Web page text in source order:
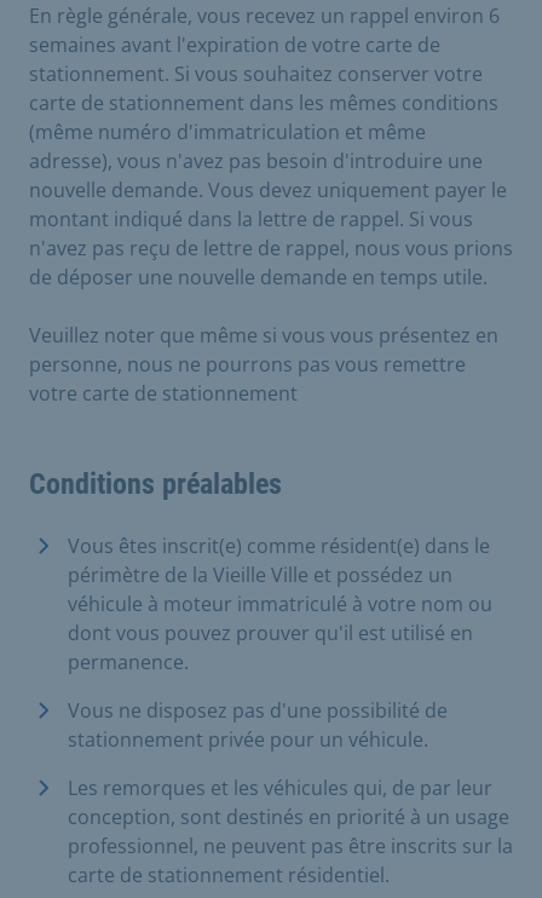
En règle générale, vous recevez un rappel environ 6
semaines avant l'expiration de votre carte de
stationnement. Si vous souhaitez conserver votre
carte de stationnement dans les mêmes conditions
(même numéro d'immatriculation et même
adresse), vous n'avez pas besoin d'introduire une
nouvelle demande. Vous devez uniquement payer le
montant indiqué dans la lettre de rappel. Si vous
n'avez pas reçu de lettre de rappel, nous vous prions
de déposer une nouvelle demande en temps utile.
Veuillez noter que même si vous vous présentez en
personne, nous ne pourrons pas vous remettre
votre carte de stationnement
Conditions préalables
Vous êtes inscrit(e) comme résident(e) dans le
périmètre de la Vieille Ville et possédez un
véhicule à moteur immatriculé à votre nom ou
dont vous pouvez prouver qu'il est utilisé en
permanence.
Vous ne disposez pas d'une possibilité de
stationnement privée pour un véhicule.
Les remorques et les véhicules qui, de par leur
conception, sont destinés en priorité à un usage
professionnel, ne peuvent pas être inscrits sur la
carte de stationnement résidentiel.